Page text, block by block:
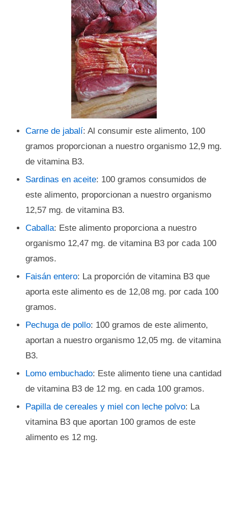
Carne de jabalí: Al consumir este alimento, 100
gramos proporcionan a nuestro organismo 12,9 mg.
de vitamina B3.
Sardinas en aceite: 100 gramos consumidos de
este alimento, proporcionan a nuestro organismo
12,57 mg. de vitamina B3.
Caballa: Este alimento proporciona a nuestro
organismo 12,47 mg. de vitamina B3 por cada 100
gramos.
Faisán entero: La proporción de vitamina B3 que
aporta este alimento es de 12,08 mg. por cada 100
gramos.
Pechuga de pollo: 100 gramos de este alimento,
aportan a nuestro organismo 12,05 mg. de vitamina
B3.
Lomo embuchado: Este alimento tiene una cantidad
de vitamina B3 de 12 mg. en cada 100 gramos.
Papilla de cereales y miel con leche polvo: La
vitamina B3 que aportan 100 gramos de este
alimento es 12 mg.